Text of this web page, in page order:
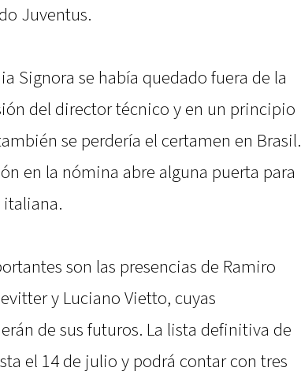
Juventus.
Signora se había quedado fuera de la
del director técnico y en un principio
se perdería el certamen en Brasil.
en la nómina abre alguna puerta para
son las presencias de Ramiro
y Luciano Vietto, cuyas
de sus futuros. La lista definitiva de
el 14 de julio y podrá contar con tres